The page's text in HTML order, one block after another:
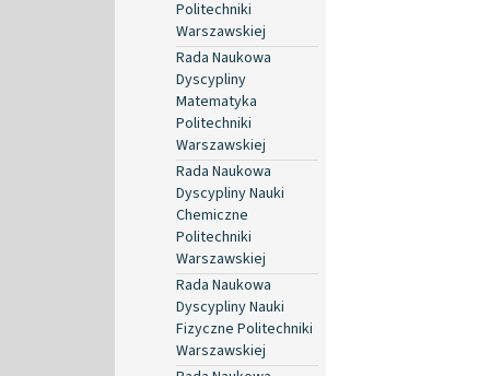
Politechniki
Warszawskiej
Rada Naukowa
Dyscypliny
Matematyka
Politechniki
Warszawskiej
Rada Naukowa
Dyscypliny Nauki
Chemiczne
Politechniki
Warszawskiej
Rada Naukowa
Dyscypliny Nauki
Fizyczne Politechniki
Warszawskiej